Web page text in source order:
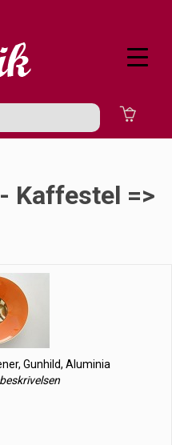
Kaffestel =>
Gunhild, Aluminia